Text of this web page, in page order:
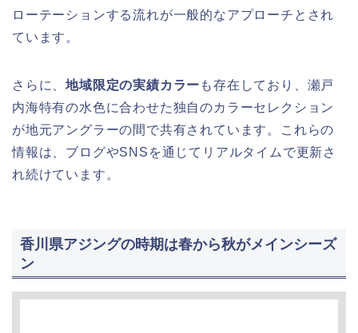
ローテーションする流れが一般的なアプローチとされ
ています。
さらに、地域限定の実績カラー も存在しており、瀬戸
内海特有の水色に合わせた独自のカラーセレクション
が地元アングラーの間で共有されています。これらの
情報は、ブログやSNSを通じてリアルタイムで更新さ
れ続けています。
香川県アジングの時期は春から秋がメインシーズ
ン